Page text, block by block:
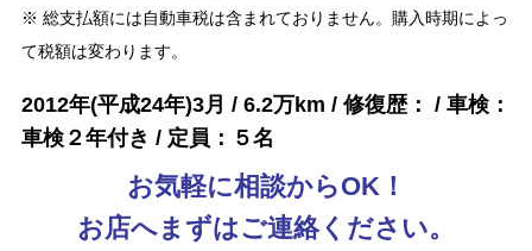
※ 総支払額には自動車税は含まれておりません。購入時期によっ
て税額は変わります。
2012年(平成24年)3月 / 6.2万km / 修復歴： / 車検：
車検２年付き / 定員：５名
お気軽に相談からOK！
お店へまずはご連絡ください。